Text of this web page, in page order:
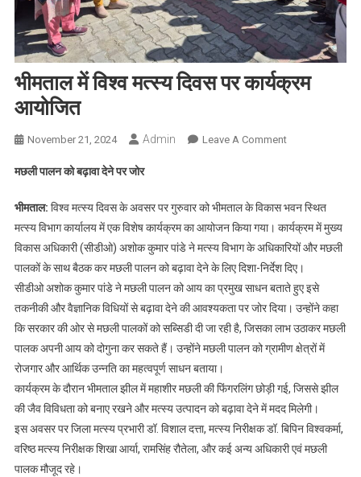
भीमताल में विश्व मत्स्य दिवस पर कार्यक्रम
आयोजित
November 21, 2024 Admin Leave A CommentOn
मत्स्य
दिवस
पर
कार्यक्रम
आयोजित
मछली पालन को बढ़ावा देने पर जोर
भीमताल: विश्व मत्स्य दिवस के अवसर पर गुरुवार को भीमताल के विकास भवन स्थित
मत्स्य विभाग कार्यालय में एक विशेष कार्यक्रम का आयोजन किया गया। कार्यक्रम में मुख्य
विकास अधिकारी (सीडीओ) अशोक कुमार पांडे ने मत्स्य विभाग के अधिकारियों और मछली
पालकों के साथ बैठक कर मछली पालन को बढ़ावा देने के लिए दिशा-निर्देश दिए।
सीडीओ अशोक कुमार पांडे ने मछली पालन को आय का प्रमुख साधन बताते हुए इसे
तकनीकी और वैज्ञानिक विधियों से बढ़ावा देने की आवश्यकता पर जोर दिया। उन्होंने कहा
कि सरकार की ओर से मछली पालकों को सब्सिडी दी जा रही है, जिसका लाभ उठाकर मछली
पालक अपनी आय को दोगुना कर सकते हैं। उन्होंने मछली पालन को ग्रामीण क्षेत्रों में
रोजगार और आर्थिक उन्नति का महत्वपूर्ण साधन बताया।
कार्यक्रम के दौरान भीमताल झील में महाशीर मछली की फिंगरलिंग छोड़ी गई, जिससे झील
की जैव विविधता को बनाए रखने और मत्स्य उत्पादन को बढ़ावा देने में मदद मिलेगी।
इस अवसर पर जिला मत्स्य प्रभारी डॉ. विशाल दत्ता, मत्स्य निरीक्षक डॉ. बिपिन विश्वकर्मा,
वरिष्ठ मत्स्य निरीक्षक शिखा आर्या, रामसिंह रौतेला, और कई अन्य अधिकारी एवं मछली
पालक मौजूद रहे।